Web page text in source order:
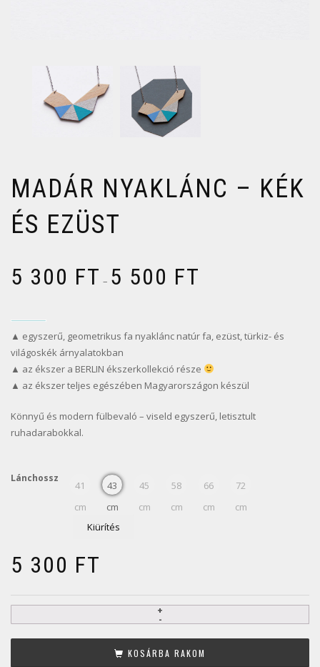
MADÁR NYAKLÁNC – KÉK
ÉS EZÜST
5 300 FT – 5 500 FT
▲ egyszerű, geometrikus fa nyaklánc natúr fa, ezüst, türkiz- és
világoskék árnyalatokban
▲ az ékszer a BERLIN ékszerkollekció része
▲ az ékszer teljes egészében Magyarországon készül
Könnyű és modern fülbevaló – viseld egyszerű, letisztult
ruhadarabokkal.
Lánchossz
41
cm
43
cm
45
cm
58
cm
66
cm
72
cm
Kiürítés
5 300 FT
KOSÁRBA RAKOM